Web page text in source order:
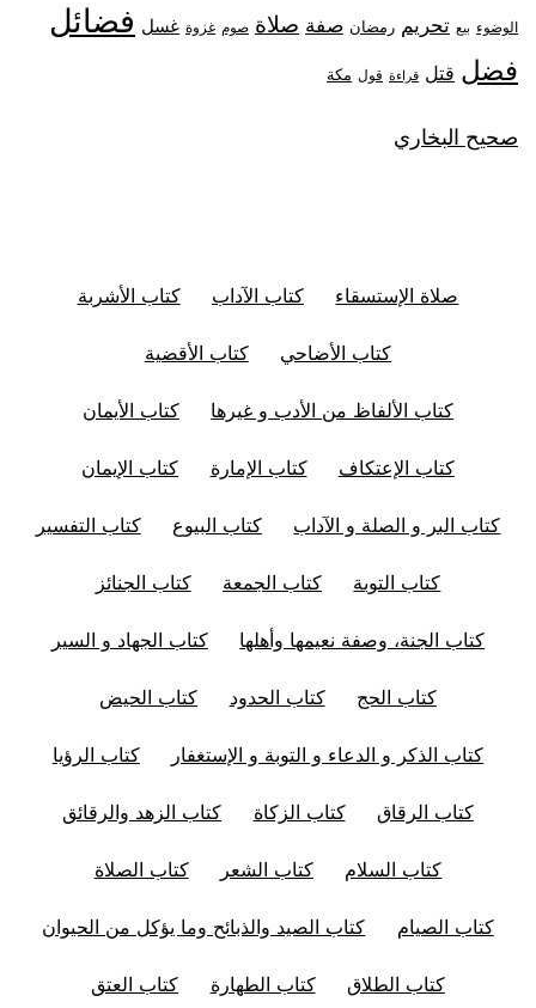
الوضوء بيع تحريم رمضان صفة صلاة صوم غزوة غسل فضائل
فضل قتل قراءة قول مكة
صحيح البخاري
صلاة الإستسقاء كتاب الآداب كتاب الأشربة
كتاب الأضاحي كتاب الأقضية
كتاب الألفاظ من الأدب و غيرها كتاب الأيمان
كتاب الإعتكاف كتاب الإمارة كتاب الإيمان
كتاب البر و الصلة و الآداب كتاب البيوع كتاب التفسير
كتاب التوبة كتاب الجمعة كتاب الجنائز
كتاب الجنة، وصفة نعيمها وأهلها كتاب الجهاد و السير
كتاب الحج كتاب الحدود كتاب الحيض
كتاب الذكر و الدعاء و التوبة و الإستغفار كتاب الرؤيا
كتاب الرقاق كتاب الزكاة كتاب الزهد والرقائق
كتاب السلام كتاب الشعر كتاب الصلاة
كتاب الصيام كتاب الصيد والذبائح وما يؤكل من الحيوان
كتاب الطلاق كتاب الطهارة كتاب العتق